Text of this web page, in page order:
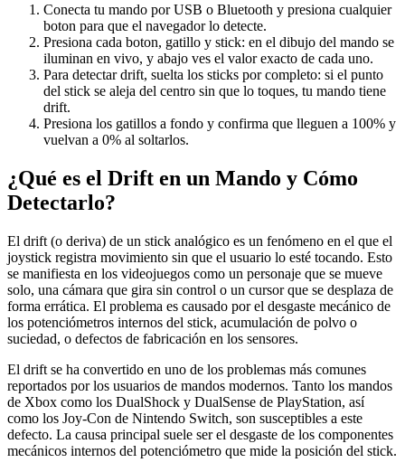
Conecta tu mando por USB o Bluetooth y presiona cualquier
boton para que el navegador lo detecte.
Presiona cada boton, gatillo y stick: en el dibujo del mando se
iluminan en vivo, y abajo ves el valor exacto de cada uno.
Para detectar drift, suelta los sticks por completo: si el punto
del stick se aleja del centro sin que lo toques, tu mando tiene
drift.
Presiona los gatillos a fondo y confirma que lleguen a 100% y
vuelvan a 0% al soltarlos.
¿Qué es el Drift en un Mando y Cómo
Detectarlo?
El drift (o deriva) de un stick analógico es un fenómeno en el que el
joystick registra movimiento sin que el usuario lo esté tocando. Esto
se manifiesta en los videojuegos como un personaje que se mueve
solo, una cámara que gira sin control o un cursor que se desplaza de
forma errática. El problema es causado por el desgaste mecánico de
los potenciómetros internos del stick, acumulación de polvo o
suciedad, o defectos de fabricación en los sensores.
El drift se ha convertido en uno de los problemas más comunes
reportados por los usuarios de mandos modernos. Tanto los mandos
de Xbox como los DualShock y DualSense de PlayStation, así
como los Joy-Con de Nintendo Switch, son susceptibles a este
defecto. La causa principal suele ser el desgaste de los componentes
mecánicos internos del potenciómetro que mide la posición del stick.